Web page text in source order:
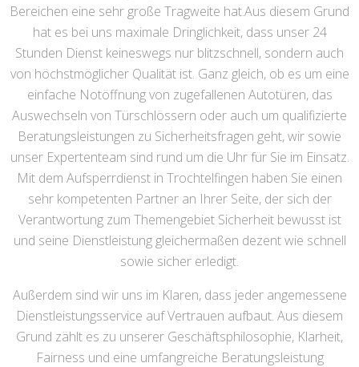
Bereichen eine sehr große Tragweite hat.Aus diesem Grund
hat es bei uns maximale Dringlichkeit, dass unser 24
Stunden Dienst keineswegs nur blitzschnell, sondern auch
von höchstmöglicher Qualität ist. Ganz gleich, ob es um eine
einfache Notöffnung von zugefallenen Autotüren, das
Auswechseln von Türschlössern oder auch um qualifizierte
Beratungsleistungen zu Sicherheitsfragen geht, wir sowie
unser Expertenteam sind rund um die Uhr für Sie im Einsatz.
Mit dem Aufsperrdienst in Trochtelfingen haben Sie einen
sehr kompetenten Partner an Ihrer Seite, der sich der
Verantwortung zum Themengebiet Sicherheit bewusst ist
und seine Dienstleistung gleichermaßen dezent wie schnell
sowie sicher erledigt.
Außerdem sind wir uns im Klaren, dass jeder angemessene
Dienstleistungsservice auf Vertrauen aufbaut. Aus diesem
Grund zählt es zu unserer Geschäftsphilosophie, Klarheit,
Fairness und eine umfangreiche Beratungsleistung